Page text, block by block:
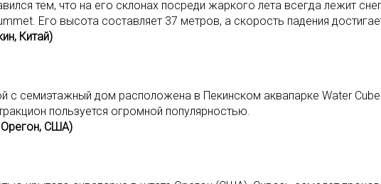
тем, что на его склонах посреди жаркого лета всегда лежит
Его высота составляет 37 метров, а скорость падения
Китай)
с семиэтажный дом расположена в Пекинском аквапарке Water
пользуется огромной популярностью.
Орегон, США)